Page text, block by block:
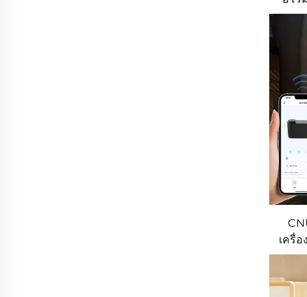
เครื่